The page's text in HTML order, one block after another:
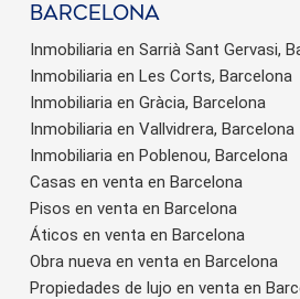
barcelona
Inmobiliaria en Sarrià Sant Gervasi,
Inmobiliaria en Les Corts, Barcelona
Inmobiliaria en Gràcia, Barcelona
Inmobiliaria en Vallvidrera, Barcelona
Inmobiliaria en Poblenou, Barcelona
Casas en venta en Barcelona
Pisos en venta en Barcelona
Áticos en venta en Barcelona
Obra nueva en venta en Barcelona
Propiedades de lujo en venta en